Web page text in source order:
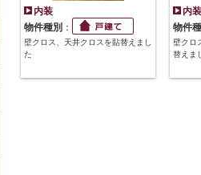
内装
物件種別 ：
壁クロス、天井クロスを貼替えまし
た
内装
物件
壁クロ
替えま